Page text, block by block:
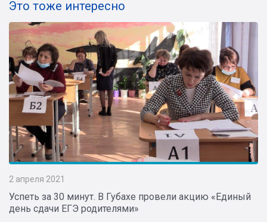
Это тоже интересно
2 апреля 2021
Успеть за 30 минут. В Губахе провели акцию «Единый
день сдачи ЕГЭ родителями»